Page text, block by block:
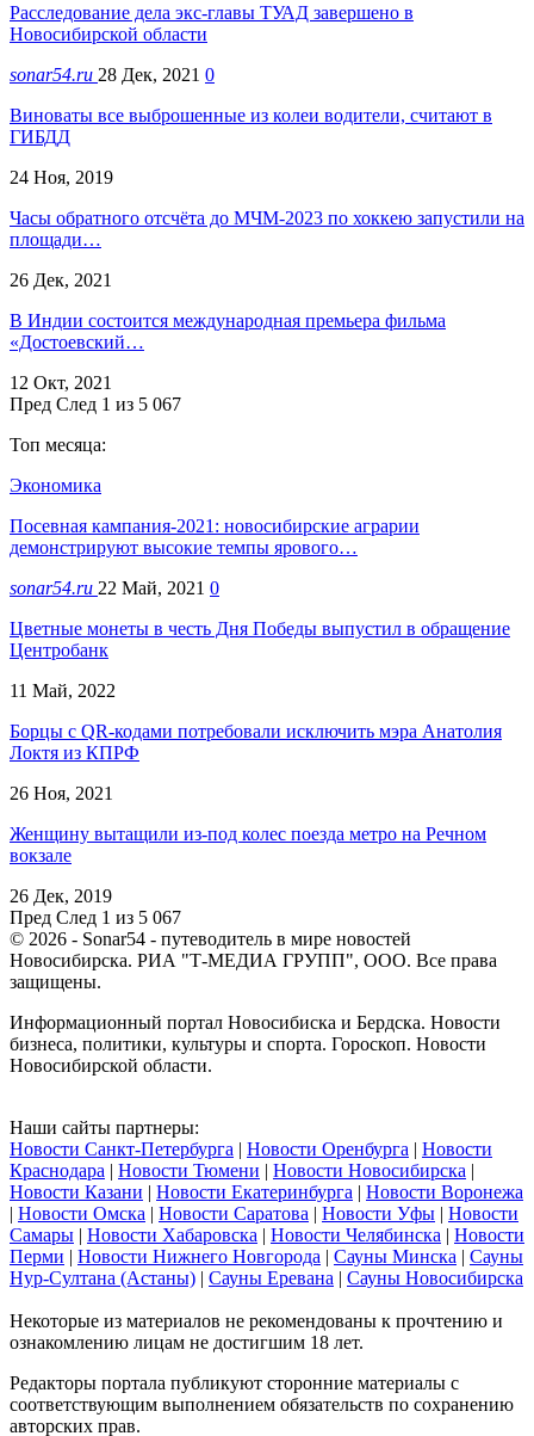
Расследование дела экс-главы ТУАД завершено в
Новосибирской области
sonar54.ru 28 Дек, 2021 0
Виноваты все выброшенные из колеи водители, считают в
ГИБДД
24 Ноя, 2019
Часы обратного отсчёта до МЧМ-2023 по хоккею запустили на
площади…
26 Дек, 2021
В Индии состоится международная премьера фильма
«Достоевский…
12 Окт, 2021
Пред След 1 из 5 067
Топ месяца:
Экономика
Посевная кампания-2021: новосибирские аграрии
демонстрируют высокие темпы ярового…
sonar54.ru 22 Май, 2021 0
Цветные монеты в честь Дня Победы выпустил в обращение
Центробанк
11 Май, 2022
Борцы с QR-кодами потребовали исключить мэра Анатолия
Локтя из КПРФ
26 Ноя, 2021
Женщину вытащили из-под колес поезда метро на Речном
вокзале
26 Дек, 2019
Пред След 1 из 5 067
© 2026 - Sonar54 - путеводитель в мире новостей
Новосибирска. РИА "Т-МЕДИА ГРУПП", ООО. Все права
защищены.
Информационный портал Новосибиска и Бердска. Новости
бизнеса, политики, культуры и спорта. Гороскоп. Новости
Новосибирской области.
Наши сайты партнеры:
Новости Санкт-Петербурга | Новости Оренбурга | Новости
Краснодара | Новости Тюмени | Новости Новосибирска |
Новости Казани | Новости Екатеринбурга | Новости Воронежа
| Новости Омска | Новости Саратова | Новости Уфы | Новости
Самары | Новости Хабаровска | Новости Челябинска | Новости
Перми | Новости Нижнего Новгорода | Сауны Минска | Сауны
Нур-Султана (Астаны) | Сауны Еревана | Сауны Новосибирска
Некоторые из материалов не рекомендованы к прочтению и
ознакомлению лицам не достигшим 18 лет.
Редакторы портала публикуют сторонние материалы с
соответствующим выполнением обязательств по сохранению
авторских прав.